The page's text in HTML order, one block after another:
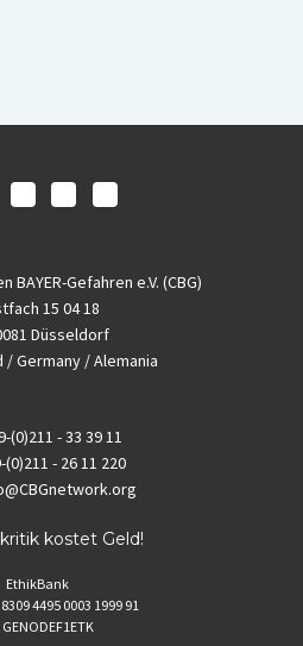
Gefahren e.V. (CBG)
15 04 18
Düsseldorf
/ Germany / Alemania
(0)211 - 33 39 11
(0)211 - 26 11 220
kostet Geld!
EthikBank
4495 0003 1999 91
GENODEF1ETK